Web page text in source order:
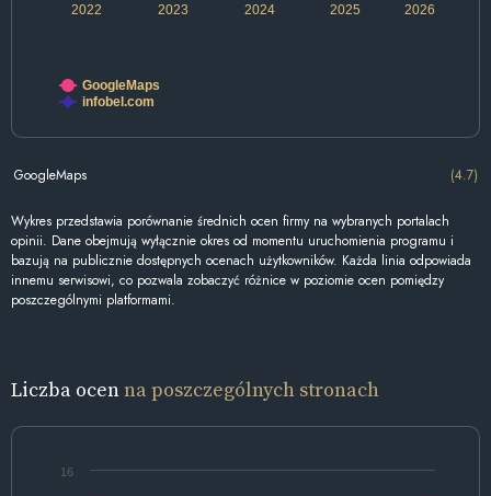
2022 2024 2026
2023 2025
GoogleMaps
infobel.com
GoogleMaps (4.7)
Wykres przedstawia porównanie średnich ocen firmy na wybranych portalach
opinii. Dane obejmują wyłącznie okres od momentu uruchomienia programu i
bazują na publicznie dostępnych ocenach użytkowników. Każda linia odpowiada
innemu serwisowi, co pozwala zobaczyć różnice w poziomie ocen pomiędzy
poszczególnymi platformami.
Liczba ocenna poszczególnych stronach
16